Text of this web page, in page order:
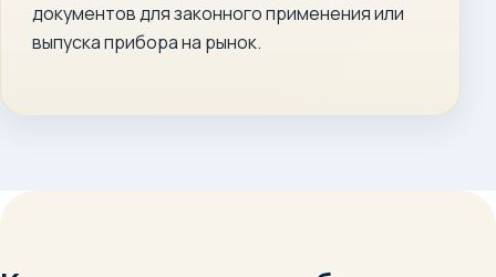
документов для законного применения или
выпуска прибора на рынок.